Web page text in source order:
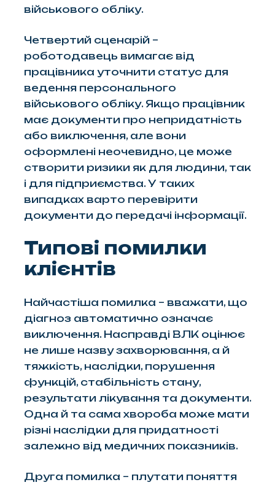
військового обліку.
Четвертий сценарій –
роботодавець вимагає від
працівника уточнити статус для
ведення персонального
військового обліку. Якщо працівник
має документи про непридатність
або виключення, але вони
оформлені неочевидно, це може
створити ризики як для людини, так
і для підприємства. У таких
випадках варто перевірити
документи до передачі інформації.
Типові помилки
клієнтів
Найчастіша помилка – вважати, що
діагноз автоматично означає
виключення. Насправді ВЛК оцінює
не лише назву захворювання, а й
тяжкість, наслідки, порушення
функцій, стабільність стану,
результати лікування та документи.
Одна й та сама хвороба може мати
різні наслідки для придатності
залежно від медичних показників.
Друга помилка – плутати поняття